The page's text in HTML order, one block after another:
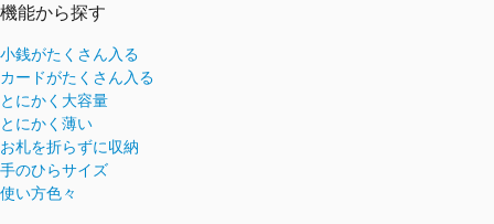
機能から探す
小銭がたくさん入る
カードがたくさん入る
とにかく大容量
とにかく薄い
お札を折らずに収納
手のひらサイズ
使い方色々